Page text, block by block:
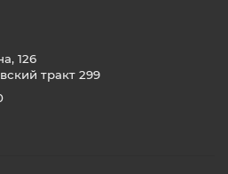
126
тракт 299